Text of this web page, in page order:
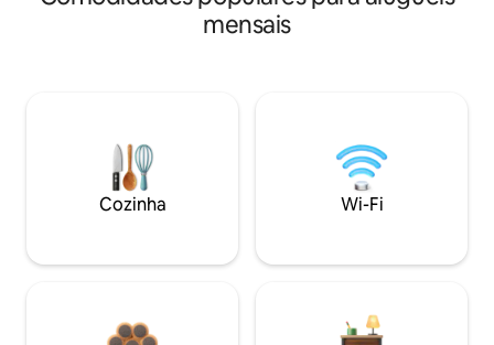
mensais
Cozinha Wi-Fi